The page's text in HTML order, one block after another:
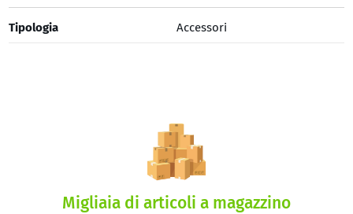
Tipologia Accessori
Migliaia di articoli a magazzino